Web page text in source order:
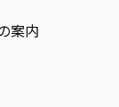
案内